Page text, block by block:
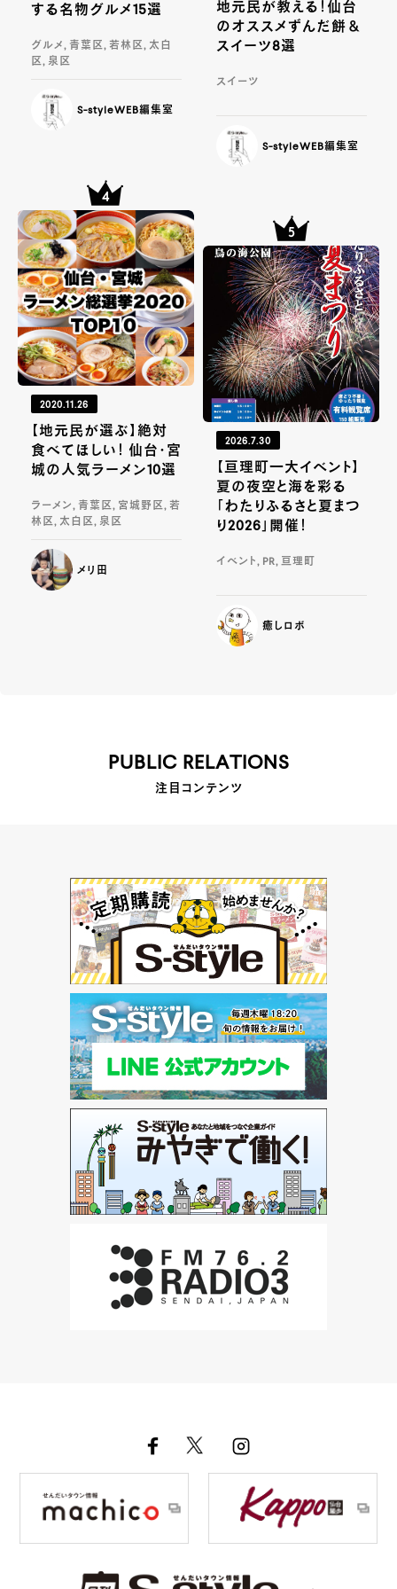
する名物グルメ15選
グルメ, 青葉区, 若林区, 太白
区, 泉区
S-styleWEB編集室
地元民が教える！仙台
のオススメずんだ餅＆
スイーツ8選
スイーツ
S-styleWEB編集室
2020.11.26
【地元民が選ぶ】絶対
食べてほしい！ 仙台・宮
城の人気ラーメン10選
ラーメン, 青葉区, 宮城野区, 若
林区, 太白区, 泉区
メリ田
2026.7.30
【亘理町一大イベント】
夏の夜空と海を彩る
「わたりふるさと夏まつ
り2026」開催！
イベント, PR, 亘理町
癒しロボ
PUBLIC RELATIONS
注目コンテンツ